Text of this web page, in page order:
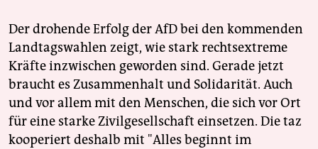
Der drohende Erfolg der AfD bei den kommenden
Landtagswahlen zeigt, wie stark rechtsextreme
Kräfte inzwischen geworden sind. Gerade jetzt
braucht es Zusammenhalt und Solidarität. Auch
und vor allem mit den Menschen, die sich vor Ort
für eine starke Zivilgesellschaft einsetzen. Die taz
kooperiert deshalb mit "Alles beginnt im